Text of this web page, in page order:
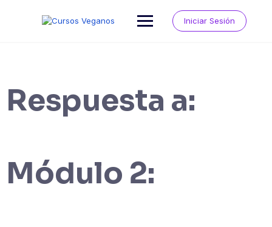
Iniciar Sesión
Respuesta a:
Módulo 2: